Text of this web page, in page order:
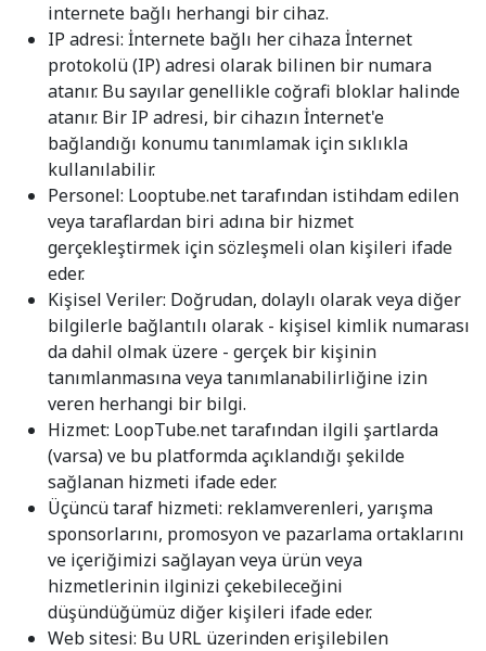
internete bağlı herhangi bir cihaz.
IP adresi: İnternete bağlı her cihaza İnternet
protokolü (IP) adresi olarak bilinen bir numara
atanır. Bu sayılar genellikle coğrafi bloklar halinde
atanır. Bir IP adresi, bir cihazın İnternet'e
bağlandığı konumu tanımlamak için sıklıkla
kullanılabilir.
Personel: Looptube.net tarafından istihdam edilen
veya taraflardan biri adına bir hizmet
gerçekleştirmek için sözleşmeli olan kişileri ifade
eder.
Kişisel Veriler: Doğrudan, dolaylı olarak veya diğer
bilgilerle bağlantılı olarak - kişisel kimlik numarası
da dahil olmak üzere - gerçek bir kişinin
tanımlanmasına veya tanımlanabilirliğine izin
veren herhangi bir bilgi.
Hizmet: LoopTube.net tarafından ilgili şartlarda
(varsa) ve bu platformda açıklandığı şekilde
sağlanan hizmeti ifade eder.
Üçüncü taraf hizmeti: reklamverenleri, yarışma
sponsorlarını, promosyon ve pazarlama ortaklarını
ve içeriğimizi sağlayan veya ürün veya
hizmetlerinin ilginizi çekebileceğini
düşündüğümüz diğer kişileri ifade eder.
Web sitesi: Bu URL üzerinden erişilebilen